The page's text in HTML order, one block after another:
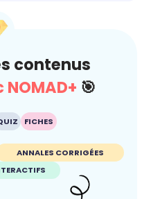
contenus
NOMAD+ 🎯
FICHES
ANNALES CORRIGÉES